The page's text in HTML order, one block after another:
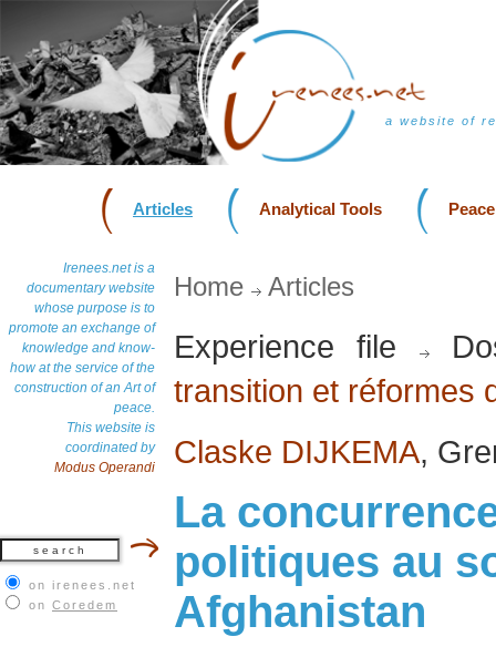
a website of
Articles Analytical Tools
Irenees.net is a
documentary website
whose purpose is to
promote an exchange of
knowledge and know-
how at the service of the
construction of an Art of
peace.
This website is
coordinated by
Modus Operandi
on irenees.net
on Coredem
Home Articles
Experience file
transition et réformes
Claske DIJKEMA,
La
politiques au
Afghanistan